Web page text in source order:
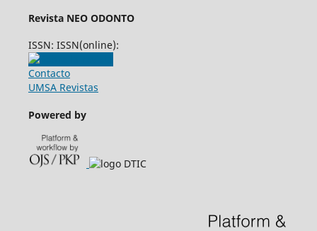
Revista NEO ODONTO
ISSN: ISSN(online):
Contacto
UMSA Revistas
Powered by